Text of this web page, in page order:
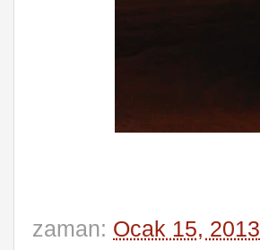
zaman: Ocak 15, 2013